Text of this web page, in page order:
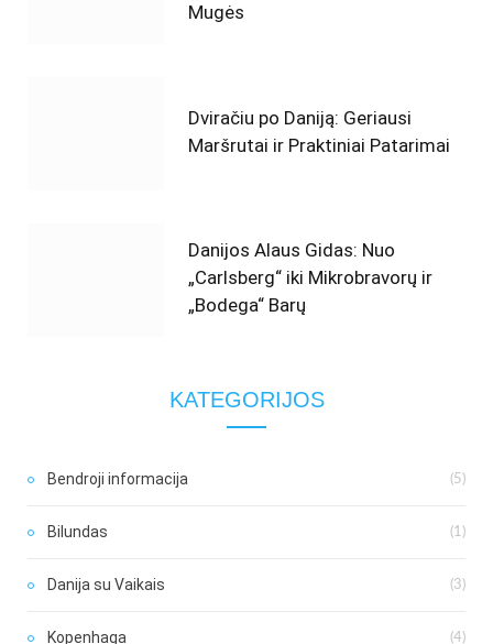
Mugės
Dviračiu po Daniją: Geriausi
Maršrutai ir Praktiniai Patarimai
Danijos Alaus Gidas: Nuo
„Carlsberg“ iki Mikrobravorų ir
„Bodega“ Barų
KATEGORIJOS
Bendroji informacija (5)
Bilundas (1)
Danija su Vaikais (3)
Kopenhaga (4)